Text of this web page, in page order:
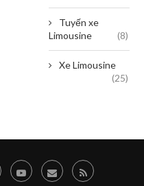
Tuyến xe
Limousine
(8)
Xe Limousine
(25)